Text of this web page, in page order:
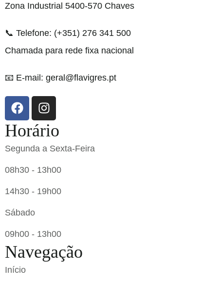
Zona Industrial 5400-570 Chaves
📞 Telefone: (+351) 276 341 500
Chamada para rede fixa nacional
📧 E-mail: geral@flavigres.pt
Horário
Segunda a Sexta-Feira
08h30 - 13h00
14h30 - 19h00
Sábado
09h00 - 13h00
Navegação
Início